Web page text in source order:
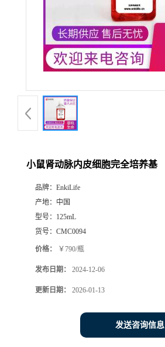
小鼠肾动脉内皮细胞完全培养基
品牌： EnkiLife
产地： 中国
型号： 125mL
货号： CMC0094
价格： ￥790/瓶
发布日期： 2024-12-06
更新日期： 2026-01-13
发送咨询信息